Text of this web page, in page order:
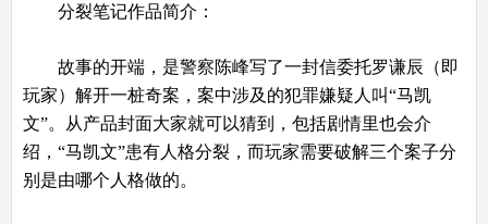
分裂笔记作品简介：
故事的开端，是警察陈峰写了一封信委托罗谦辰（即
玩家）解开一桩奇案，案中涉及的犯罪嫌疑人叫“马凯
文”。从产品封面大家就可以猜到，包括剧情里也会介
绍，“马凯文”患有人格分裂，而玩家需要破解三个案子分
别是由哪个人格做的。